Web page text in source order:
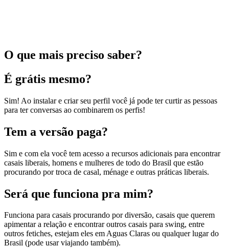
O que mais preciso saber?
É grátis mesmo?
Sim! Ao instalar e criar seu perfil você já pode ter curtir as pessoas
para ter conversas ao combinarem os perfis!
Tem a versão paga?
Sim e com ela você tem acesso a recursos adicionais para encontrar
casais liberais, homens e mulheres de todo do Brasil que estão
procurando por troca de casal, ménage e outras práticas liberais.
Será que funciona pra mim?
Funciona para casais procurando por diversão, casais que querem
apimentar a relação e encontrar outros casais para swing, entre
outros fetiches, estejam eles em Aguas Claras ou qualquer lugar do
Brasil (pode usar viajando também).